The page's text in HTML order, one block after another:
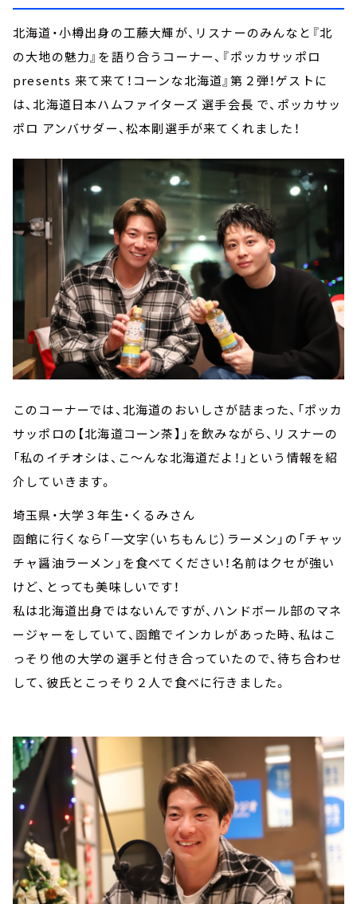
北海道・小樽出身の工藤大輝が、リスナーのみんなと『北
の大地の魅力』を語り合うコーナー、『ポッカサッポロ
presents 来て来て！コーンな北海道』第２弾！ゲストに
は、北海道日本ハムファイターズ 選手会長 で、ポッカサッ
ポロ アンバサダー、松本剛選手が来てくれました！
このコーナーでは、北海道のおいしさが詰まった、「ポッカ
サッポロの【北海道コーン茶】」を飲みながら、リスナーの
「私のイチオシは、こ～んな北海道だよ！」という情報を紹
介していきます。
埼玉県・大学３年生・くるみさん
函館に⾏くなら「⼀⽂字（いちもんじ）ラーメン」の「チャッ
チャ醤油ラーメン」を⾷べてください！名前はクセが強い
けど、とっても美味しいです！
私は北海道出⾝ではないんですが、ハンドボール部のマネ
ージャーをしていて、函館でインカレがあった時、私はこ
っそり他の⼤学の選⼿と付き合っていたので、待ち合わせ
して、彼⽒とこっそり２⼈で⾷べに⾏きました。